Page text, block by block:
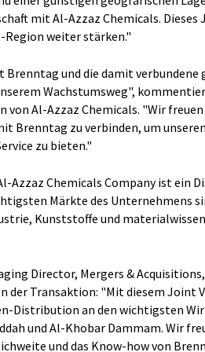
mit Al-Azzaz Chemicals.
weiter stärken."
Brenntag und die damit
Wachstumsweg",
Al-Azzaz Chemicals. "Wir
Brenntag zu verbinden, um
zu bieten."
Azzaz Chemicals Company ist ein
Märkte des Unternehmens
Kunststoffe und
Director, Mergers &
der Transaktion: "Mit diesem Joint
Distribution an den wichtigsten
und Al-Khobar Dammam. Wir
und das Know-how von